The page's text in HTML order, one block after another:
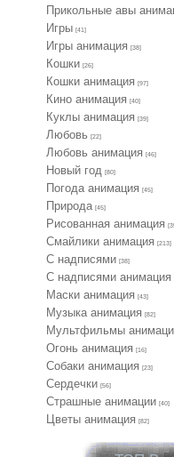
Прикольные авы
Игры [41]
Игры анимация [38]
Кошки [26]
Кошки анимация [97]
Кино анимация [40]
Куклы анимация [39]
Любовь [22]
Любовь анимация [46]
Новый год [80]
Погода анимация [45]
Природа [45]
Рисованная анимация
Смайлики анимация [213]
С надписями [38]
С надписями анимация
Маски анимация [43]
Музыка анимация [82]
Мультфильмы
Огонь анимация [16]
Собаки анимация [23]
Сердечки [56]
Страшные анимации [40]
Цветы анимация [82]